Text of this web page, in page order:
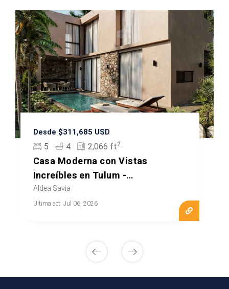
Desde $311,685 USD
5 4 2,066 ft2
Casa Moderna con Vistas
Increíbles en Tulum -
¡Contáctenos!
Aldea Savia
Ultima act. Jul 06, 2026